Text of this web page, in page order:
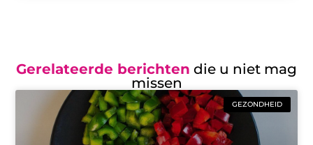
Gerelateerde berichten die u niet mag
missen
GEZONDHEID